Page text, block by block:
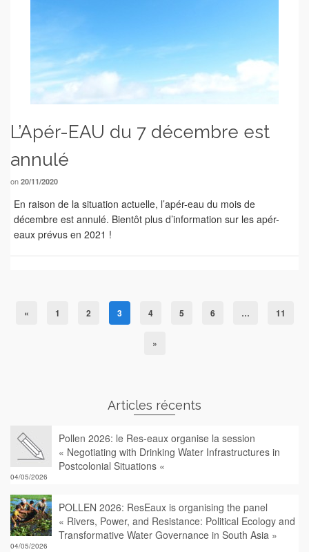
L’Apér-EAU du 7 décembre est
annulé
on 20/11/2020
En raison de la situation actuelle, l’apér-eau du mois de
décembre est annulé. Bientôt plus d’information sur les apér-
eaux prévus en 2021 !
« 1 2 3 4 5 6 … 11
»
Articles récents
Pollen 2026: le Res-eaux organise la session
« Negotiating with Drinking Water Infrastructures in
Postcolonial Situations «
04/05/2026
POLLEN 2026: ResEaux is organising the panel
« Rivers, Power, and Resistance: Political Ecology and
Transformative Water Governance in South Asia »
04/05/2026